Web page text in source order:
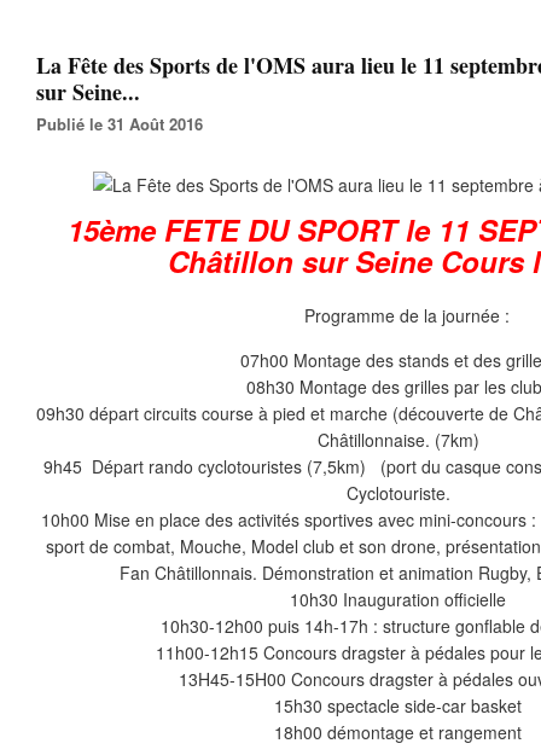
La Fête des Sports de l'OMS aura lieu le 11
sur Seine...
Publié le 31 Août 2016
15ème FETE DU SPORT le 11
Châtillon sur Seine Cours
Programme de la journée :
07h00 Montage des stands et des
08h30 Montage des grilles par les
09h30 départ circuits course à pied et marche (découverte de
Châtillonnaise. (7km)
9h45 Départ rando cyclotouristes (7,5km) (port du casque
Cyclotouriste.
10h00 Mise en place des activités sportives avec mini-concours
sport de combat, Mouche, Model club et son drone,
Fan Châtillonnais. Démonstration et animation
10h30 Inauguration officielle
10h30-12h00 puis 14h-17h : structure gonflable
11h00-12h15 Concours dragster à pédales pour
13H45-15H00 Concours dragster à pédales
15h30 spectacle side-car basket
18h00 démontage et rangement